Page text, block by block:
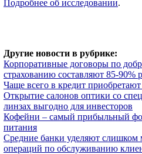
Подробнее об исследовании.
Другие новости в рубрике:
Корпоративные договоры по
страхованию составляют 85-
Чаще всего в кредит
Открытие салонов оптики со
линзах выгодно для инвесторов
Кофейни – самый прибыльный
питания
Средние банки уделяют слишком
операций по обслуживанию